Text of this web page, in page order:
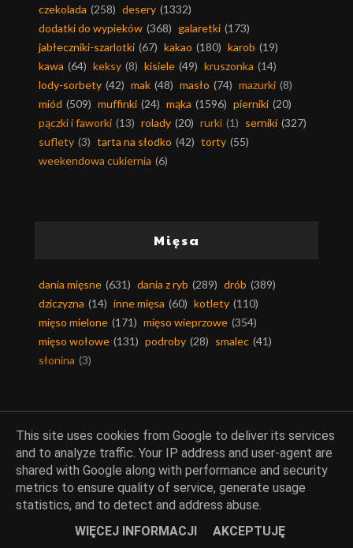
czekolada (258) desery (1332)
dodatki do wypieków (368) galaretki (173)
jabłeczniki-szarlotki (67) kakao (180) karob (19)
kawa (64) keksy (8) kisiele (49) kruszonka (14)
lody-sorbety (42) mak (48) masło (74) mazurki (8)
miód (509) muffinki (24) mąka (1596) pierniki (20)
pączki i faworki (13) rolady (20) rurki (1) serniki (327)
suflety (3) tarta na słodko (42) torty (55)
weekendowa cukiernia (6)
Mięsa
dania mięsne (631) dania z ryb (289) drób (389)
dziczyzna (14) inne mięsa (60) kotlety (110)
mięso mielone (171) mięso wieprzowe (354)
mięso wołowe (131) podroby (28) smalec (41)
słonina (3)
Kuchnie świata
kuchnia arabska (49) kuchnia afryki (6)
kuchnia ajurwedyjska (2) kuchnia alaski (1)
kuchnia andaluzji
This site uses cookies from Google to deliver its services
and to analyze traffic. Your IP address and user-agent are
shared with Google along with performance and security
metrics to ensure quality of service, generate usage
statistics, and to detect and address abuse.
WIĘCEJ INFORMACJI
AKCEPTUJĘ